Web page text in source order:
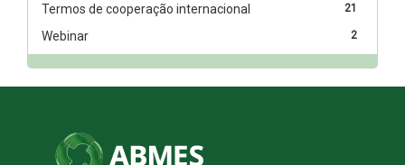
21
Termos de cooperação internacional
2
Webinar